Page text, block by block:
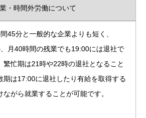
・時間外労働について
45分と一般的な企業よりも短く、
月40時間の残業でも19:00には退社で
繁忙期は21時や22時の退社となること
期は17:00に退社したり有給を取得する
がら就業することが可能です。